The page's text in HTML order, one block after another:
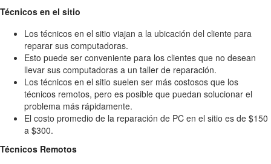
Técnicos en el sitio
Los técnicos en el sitio viajan a la ubicación del cliente para
reparar sus computadoras.
Esto puede ser conveniente para los clientes que no desean
llevar sus computadoras a un taller de reparación.
Los técnicos en el sitio suelen ser más costosos que los
técnicos remotos, pero es posible que puedan solucionar el
problema más rápidamente.
El costo promedio de la reparación de PC en el sitio es de $150
a $300.
Técnicos Remotos